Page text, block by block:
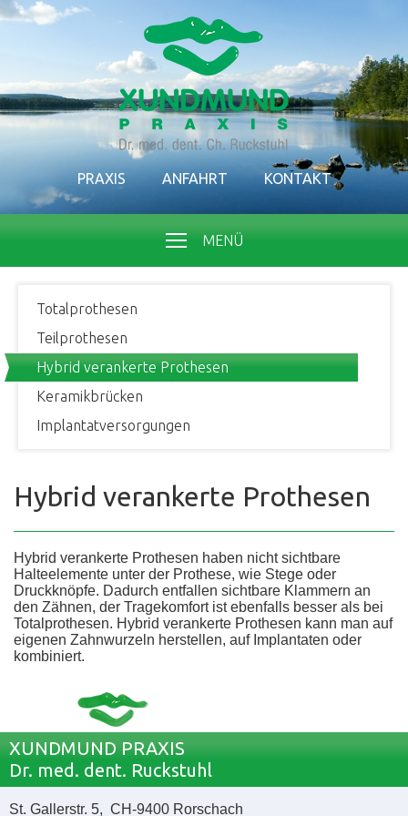
PRAXIS ANFAHRT KONTAKT
MENÜ
Totalprothesen
Teilprothesen
Hybrid verankerte Prothesen
Keramikbrücken
Implantatversorgungen
Hybrid verankerte Prothesen
Hybrid verankerte Prothesen haben nicht sichtbare
Halteelemente unter der Prothese, wie Stege oder
Druckknöpfe. Dadurch entfallen sichtbare Klammern an
den Zähnen, der Tragekomfort ist ebenfalls besser als bei
Totalprothesen. Hybrid verankerte Prothesen kann man auf
eigenen Zahnwurzeln herstellen, auf Implantaten oder
kombiniert.
XUNDMUND PRAXIS
Dr. med. dent. Ruckstuhl
St. Gallerstr. 5, CH-9400 Rorschach